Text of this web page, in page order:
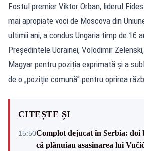
Fostul premier Viktor Orban, liderul
mai apropiate voci de Moscova din
ultimii ani, a condus Ungaria timp de 16
Președintele Ucrainei, Volodimir
Magyar pentru poziția exprimată și a
de o „poziție comună” pentru oprirea
CITEȘTE ȘI
15:50Complot dejucat în Serbia: doi
că plănuiau asasinarea lui